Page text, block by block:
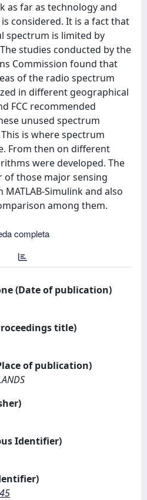
as far as technology and
considered. It is a fact that
spectrum is limited by
studies conducted by the
Commission found that
of the radio spectrum
in different geographical
FCC recommended
unused spectrum
is where spectrum
From then on different
were developed. The
those major sensing
Simulink and also
among them.
completa
(Date of publication)
title)
of publication)
Identifier)